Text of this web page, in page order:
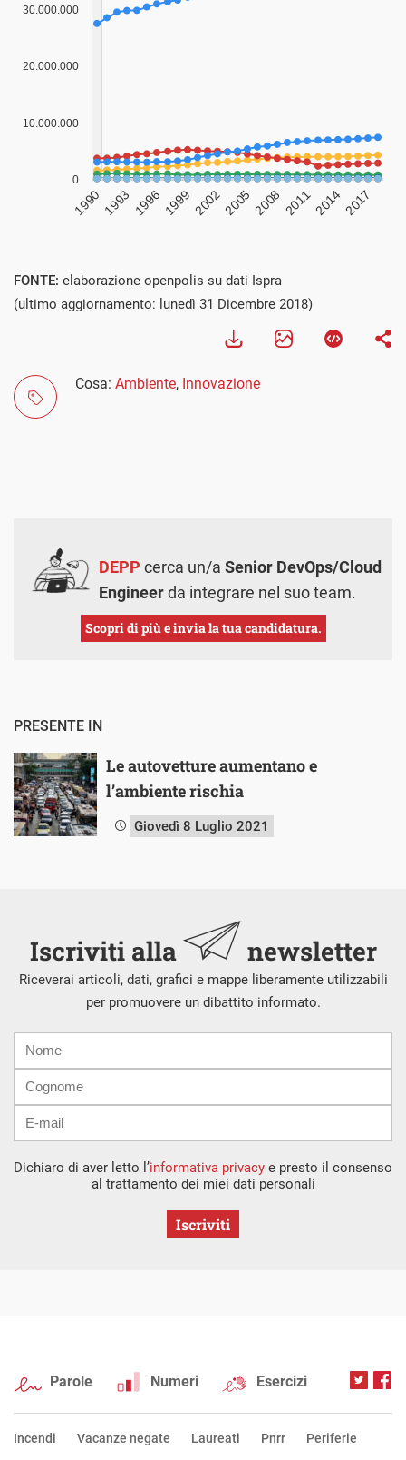
FONTE: elaborazione openpolis su dati Ispra
(ultimo aggiornamento: lunedì 31 Dicembre 2018)
Cosa: Ambiente, Innovazione
DEPP cerca un/a Senior DevOps/Cloud
Engineerda integrare nel suo team.
Scopri di più e invia la tua candidatura.
PRESENTE IN
Le autovetture aumentano e
l’ambiente rischia
Giovedì 8 Luglio 2021
Iscriviti alla newsletter
Riceverai articoli, dati, grafici e mappe liberamente utilizzabili
per promuovere un dibattito informato.
mail
Dichiaro di aver letto l’informativa privacy e presto il consenso
al trattamento dei miei dati personali
Iscriviti
Parole Numeri Esercizi
Incendi Vacanze negate Laureati Pnrr Periferie